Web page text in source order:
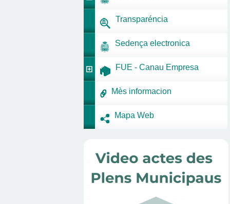
Transparéncia
Sedença electronica
FUE - Canau Empresa
Mès informacion
Mapa Web